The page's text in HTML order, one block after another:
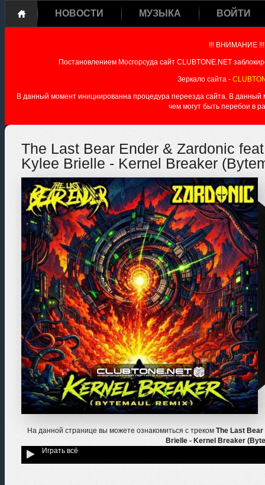
НОВОСТИ МУЗЫКА ВОЙТИ
!!! ВНИМАНИЕ !!!
Постановлением Мосгорсуда сайт CLUBTONE.NET
Зеркало сайта -
В данный момент инициированна процедура переезда сайта. В данный
чем могут быть перебои в
The Last Bear Ender & Zardonic
Kylee Brielle - Kernel Breaker
На данной странице вы можете ознакомиться с треком The Last
Brielle - Kernel Breaker
Играть всё